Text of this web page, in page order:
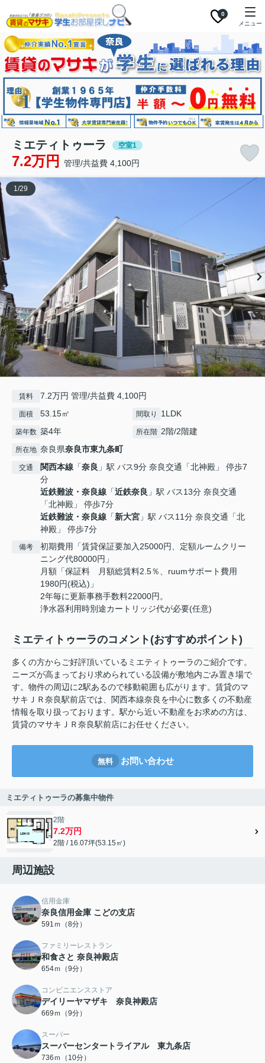
0
メニュー
ミエティトゥーラ 空室1
7.2万円 管理/共益費 4,100円
1/29
賃料 7.2万円 管理/共益費 4,100円
面積 53.15㎡ 間取り 1LDK
築年数 築4年 所在階 2階/2階建
所在地 奈良県奈良市東九条町
交通 関西本線 「奈良 」駅 バス9分 奈良交通「北神殿」 停歩7
分
近鉄難波・奈良線 「近鉄奈良 」駅 バス13分 奈良交通
「北神殿」 停歩7分
近鉄難波・奈良線 「新大宮 」駅 バス11分 奈良交通「北
神殿」 停歩7分
備考
初期費用「賃貸保証要加入25000円、定額ルームクリー
ニング代80000円」
月額「保証料 月額総賃料2.5％、ruumサポート費用
1980円(税込)」
2年毎に更新事務手数料22000円。
浄水器利用時別途カートリッジ代が必要(任意)
ミエティトゥーラのコメント(おすすめポイント)
多くの方からご好評頂いているミエティトゥーラのご紹介です。
ニーズが高まっており求められている設備が敷地内ごみ置き場で
す。物件の周辺に2駅あるので移動範囲も広がります。賃貸のマ
サキＪＲ奈良駅前店では、関西本線奈良を中心に数多くの不動産
情報を取り扱っております。駅から近い不動産をお求めの方は、
賃貸のマサキＪＲ奈良駅前店にお任せください。
無料 お問い合わせ
ミエティトゥーラの募集中物件
2階
7.2万円
2階 / 16.07坪(53.15㎡)
周辺施設
信用金庫
奈良信用金庫 こどの支店
591ｍ（8分）
ファミリーレストラン
和食さと 奈良神殿店
654ｍ（9分）
コンビニエンスストア
デイリーヤマザキ 奈良神殿店
669ｍ（9分）
スーパー
スーパーセンタートライアル 東九条店
736ｍ（10分）